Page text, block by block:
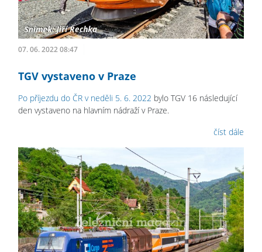
07. 06. 2022 08:47
TGV vystaveno v Praze
Po příjezdu do ČR v neděli 5. 6. 2022 bylo TGV 16 následující
den vystaveno na hlavním nádraží v Praze.
číst dále